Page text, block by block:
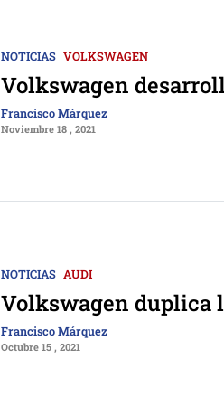
NOTICIAS VOLKSWAGEN
Volkswagen
Francisco Márquez
Noviembre 18 , 2021
NOTICIAS AUDI
Volkswagen duplica
Francisco Márquez
Octubre 15 , 2021